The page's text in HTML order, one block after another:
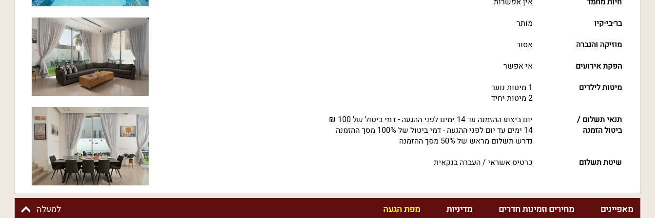
בר-בי-קיו
מותר
מוזיקה והגברה
אסור
הפקת אירועים
אי אפשר
מיטות לילדים
1 מיטות נוער
2 מיטות יחיד
תנאי תשלום /
ביטול הזמנה
יום ביצוע ההזמנה עד 14 ימים לפני ההגעה - דמי ביטול של 100 ₪
14 ימים עד יום לפני ההגעה - דמי ביטול של 100% מסך ההזמנה
נדרש תשלום מראש של 50% מסך ההזמנה
שיטת תשלום
כרטיס אשראי / העברה בנקאית
למעלה מאפיינים מחירים וזמינות חדרים מדיניות מפת הגעה